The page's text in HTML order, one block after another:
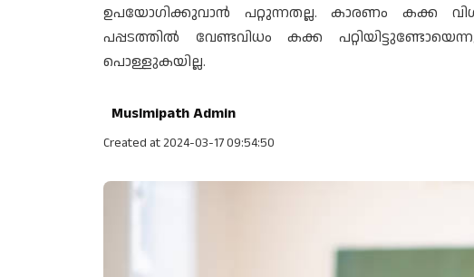
ഉപയോഗിക്കുവാന്‍ പറ്റുന്നതല്ല. കാരണം കക്ക
പപ്പടത്തില്‍ വേണ്ടവിധം കക്ക
പൊള്ളുകയില്ല.
Muslmipath Admin
Created at 2024-03-17 09:54:50